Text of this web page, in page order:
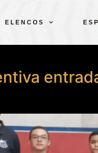
ELENCOS